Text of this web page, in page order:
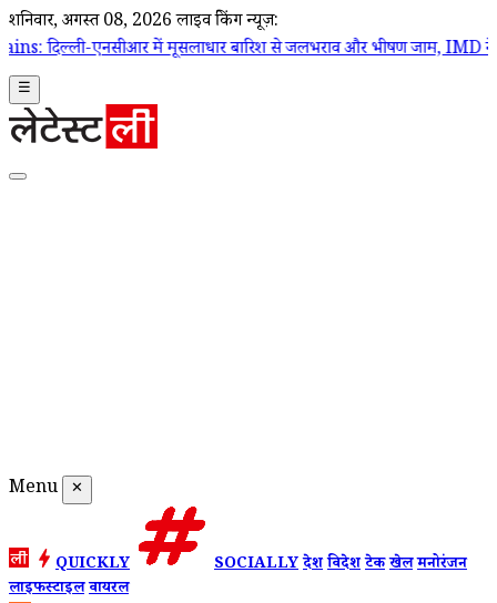
शनिवार, अगस्त 08, 2026 लाइव ब्रेकिंग न्यूज़:
में मूसलाधार बारिश से जलभराव और भीषण जाम, IMD ने जारी
☰
Menu ✕
QUICKLY SOCIALLYदेशविदेशटेकखेलमनोरंजन
लाइफस्टाइलवायरल